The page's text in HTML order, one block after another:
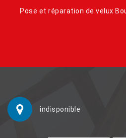
Pose et réparation de velux
indisponible